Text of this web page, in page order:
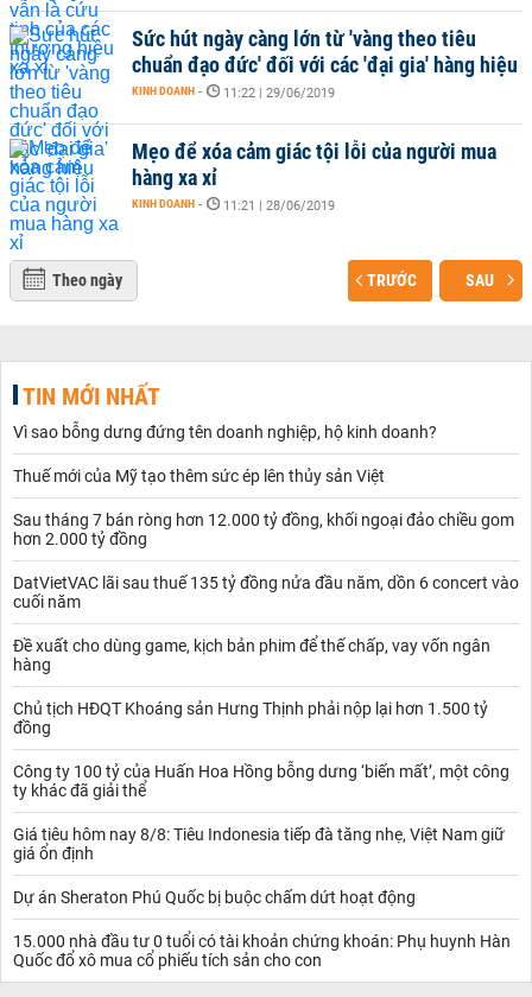
Sức hút ngày càng lớn từ 'vàng theo tiêu
chuẩn đạo đức' đối với các 'đại gia' hàng hiệu
KINH DOANH - 11:22 | 29/06/2019
Mẹo để xóa cảm giác tội lỗi của người mua
hàng xa xỉ
KINH DOANH - 11:21 | 28/06/2019
Theo ngày TRƯỚC SAU
TIN MỚI NHẤT
Vì sao bỗng dưng đứng tên doanh nghiệp, hộ kinh doanh?
Thuế mới của Mỹ tạo thêm sức ép lên thủy sản Việt
Sau tháng 7 bán ròng hơn 12.000 tỷ đồng, khối ngoại đảo chiều gom
hơn 2.000 tỷ đồng
DatVietVAC lãi sau thuế 135 tỷ đồng nửa đầu năm, dồn 6 concert vào
cuối năm
Đề xuất cho dùng game, kịch bản phim để thế chấp, vay vốn ngân
hàng
Chủ tịch HĐQT Khoáng sản Hưng Thịnh phải nộp lại hơn 1.500 tỷ
đồng
Công ty 100 tỷ của Huấn Hoa Hồng bỗng dưng ‘biến mất’, một công
ty khác đã giải thể
Giá tiêu hôm nay 8/8: Tiêu Indonesia tiếp đà tăng nhẹ, Việt Nam giữ
giá ổn định
Dự án Sheraton Phú Quốc bị buộc chấm dứt hoạt động
15.000 nhà đầu tư 0 tuổi có tài khoản chứng khoán: Phụ huynh Hàn
Quốc đổ xô mua cổ phiếu tích sản cho con